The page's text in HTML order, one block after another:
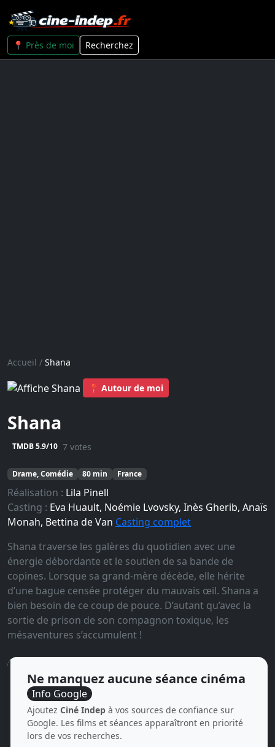
📍 Près de moi Recherchez
Accueil / Shana
📍 Autour de moi
Shana
TMDB 5.9/10 7 votes
Drame, Comédie 80 min France
Réalisation : Lila Pinell
Casting : Eva Huault, Noémie Lvovsky, Inès Gherib, Anaïs
Monah, Bettina de Van Casting complet
Shana traverse les galères du quotidien avec une
énergie débordante et le soutien de sa bande de
copines. Lorsque sa grand-mère décède, elle hérite
d’une bague censée protéger du mauvais œil. Shana a
bien besoin de ce coup de pouce. D’autant qu’avec la
sortie de prison de son compagnon toxique, les
mésaventures s’accumulent !
Ne manquez aucune séance cinéma
Info Google
Ajoutez Ciné Indep à vos sources de confiance sur
Google. Les films et séances apparaîtront en priorité
lors de vos recherches.